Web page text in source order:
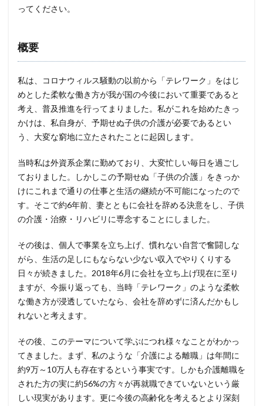
リスト型攻撃
リモートコントロール
リモートワークセミナー
リモートワークセミナー.テレワーク
リンク
ルーター
レシートジェネレーター
ローソン
ロシア
ワークスタイルテック
ワードプレス
一斉送信
一斉送信時
三井住友カード
三菱電機
不具合 不審 不審メール
不正
不正アクセス
不正アプリ
不正プログラム
不正メール
不正ログイン 不正利用
不正送信
不正送金
中古 中国 中国人
中小企業
乗っ取られたら
乗っ取り 九州大学
事例
事故
二次被害 二段階 二段階認証
亜種
人材
人為的ミス 人的ミス
令和
仮想デスクトップ
使いまわし
使い回し 侵入 保守
保護
個人向け 個人情報
個人情報保護委員会
個人情報保護法
個人情報流出
個人情報漏洩
偽装
偽装サイト 偽装ページ
偽警告
ってください。
概要
私は、コロナウィルス騒動の以前から「テレワーク」をはじ
めとした柔軟な働き方が我が国の今後において重要であると
考え、普及推進を行ってまりました。私がこれを始めたきっ
かけは、私自身が、予期せぬ子供の介護が必要であるとい
う、大変な窮地に立たされたことに起因します。
当時私は外資系企業に勤めており、大変忙しい毎日を過ごし
ておりました。しかしこの予期せぬ「子供の介護」をきっか
けにこれまで通りの仕事と生活の継続が不可能になったので
す。そこで約6年前、妻とともに会社を辞める決意をし、子供
の介護・治療・リハビリに専念することにしました。
その後は、個人で事業を立ち上げ、慣れない自営で奮闘しな
がら、生活の足しにもならない少ない収入でやりくりする
日々が続きました。2018年6月に会社を立ち上げ現在に至り
ますが、今振り返っても、当時「テレワーク」のような柔軟
な働き方が浸透していたなら、会社を辞めずに済んだかもし
れないと考えます。
その後、このテーマについて学ぶにつれ様々なことがわかっ
てきました。まず、私のような「介護による離職」は年間に
約9万～10万人も存在するという事実です。しかも介護離職を
された方の実に約56%の方々が再就職できていないという厳
しい現実があります。更に今後の高齢化を考えるとより深刻